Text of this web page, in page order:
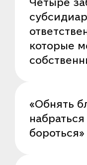
которые
«Обнять
бороться»